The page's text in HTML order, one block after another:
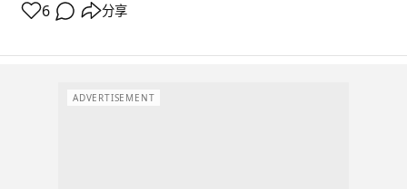
6 分享
ADVERTISEMENT